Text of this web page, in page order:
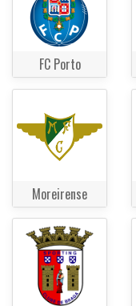
FC Porto
Moreirense